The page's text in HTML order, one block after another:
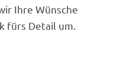
Ihre Wünsche
fürs Detail um.